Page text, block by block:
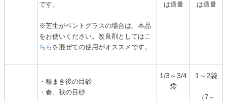
です。
※芝生がベントグラスの場合は、本品
をお使いください。改良剤としてはこ
ちら を混ぜての使用がオススメです。
は適量
は適量
・種まき後の目砂
・春、秋の目砂
1/3～3/4
袋
1～2袋
（7～